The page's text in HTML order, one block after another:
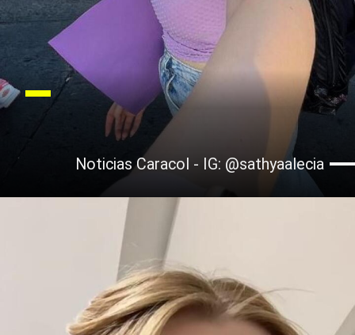
Noticias Caracol - IG: @sathyaalecia